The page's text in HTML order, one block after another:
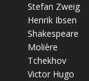
Stefan Zweig
Henrik Ibsen
Shakespeare
Molière
Tchekhov
Victor Hugo